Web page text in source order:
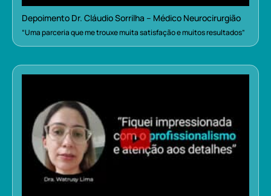
Depoimento Dr. Cláudio Sorrilha – Médico Neurocirurgião
“Uma parceria que me trouxe muita satisfação e muitos resultados”